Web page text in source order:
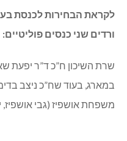
לקראת הבחירות לכנסת
ורדים שני כנסים פוליטיים:
שרת השיכון ח”כ ד”ר יפעת
במארג, בעוד שח”כ ניצב
משפחת אושפיז (גבי אושפיז,